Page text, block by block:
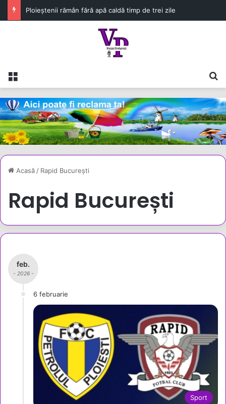
Ploieștenii rămân fără apă caldă timp de trei zile
Meniu
Acasă/ Rapid București
Rapid București
feb.
- 2026 -
6 februarie
Sport